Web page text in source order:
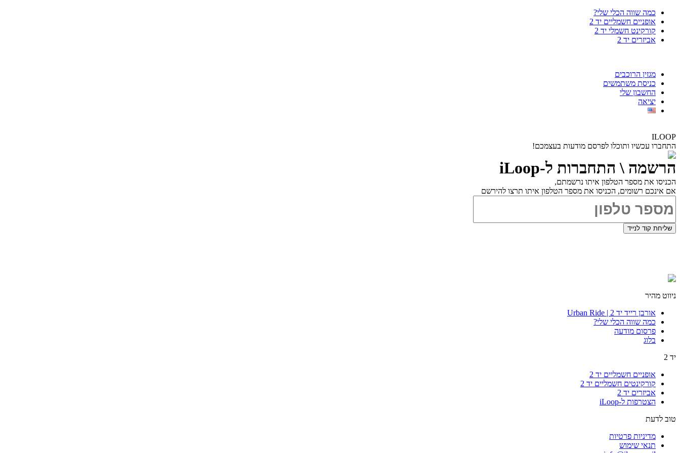
כמה שווה הכלי שלי?
אופניים חשמליים יד 2
קורקינט חשמלי יד 2
אביזרים יד 2
מגזין הרוכבים
כניסת משתמשים
החשבון שלי
יציאה
ILOOP
התחברו עכשיו ותוכלו לפרסם מודעות בעצמכם!
הרשמה \ התחברות ל-iLoop
הכניסו את מספר הטלפון איתו נרשמתם,
אם אינכם רשומים, הכניסו את מספר הטלפון איתו תרצו להירשם
ניווט מהיר
אורבן רייד יד 2 | Urban Ride
כמה שווה הכלי שלי?
פרסום מודעה
בלוג
יד 2
אופניים חשמליים יד 2
קורקינטים חשמליים יד 2
אביזרים יד 2
הצטרפות ל-iLoop
טוב לדעת
מדיניות פרטיות
תנאי שימוש